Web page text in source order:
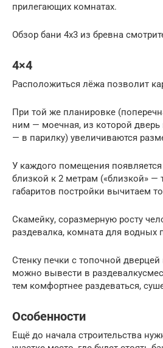
прилегающих комнатах.
Обзор бани 4х3 из бревна
4×4
Расположиться лёжа позволит
При той же планировке
ним — моечная, из которой
— в парилку) увеличиваются
У каждого помещения
близкой к 2 метрам («близкой» —
габаритов постройки вычитаем
Скамейку, соразмерную росту
раздевалка, комната для водных
Стенку печки с топочной
можно вывести в
тем комфортнее раздеваться,
Особенности
Ещё до начала строительства